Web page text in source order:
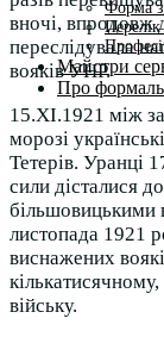
Форма
Майстри
Про
вночі, впродовж
переслідувала
вояків УНР.
15.ХІ.1921 між
морозі
Тетерів. Уранці
сили дісталися
більшовицькими
листопада 1921
виснажених
війську.